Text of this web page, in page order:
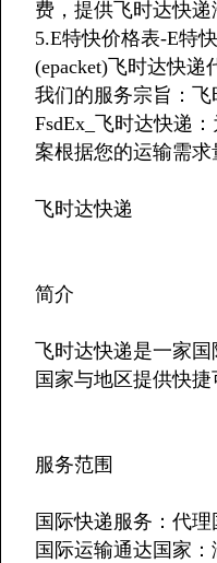
费，提供飞时达快
5.E特快价格表-E特
(epacket)飞时达快
我们的服务宗旨：
FsdEx_飞时达快递
案根据您的运输需
飞时达快递
简介
飞时达快递是一家
国家与地区提供快
服务范围
国际快递服务：代
国际运输通达国家